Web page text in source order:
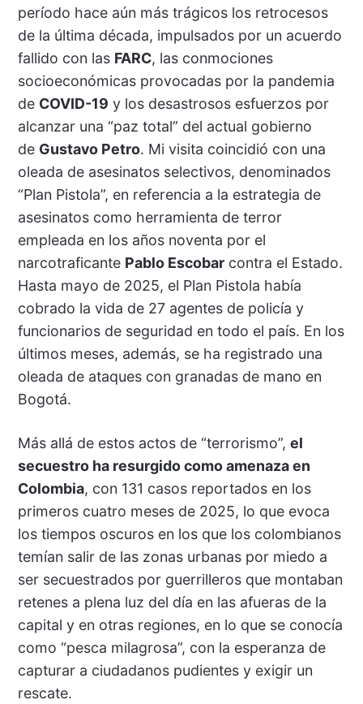
período hace aún más trágicos los retrocesos
de la última década, impulsados por un acuerdo
fallido con las FARC, las conmociones
socioeconómicas provocadas por la pandemia
de COVID-19 y los desastrosos esfuerzos por
alcanzar una “paz total” del actual gobierno
de Gustavo Petro. Mi visita coincidió con una
oleada de asesinatos selectivos, denominados
“Plan Pistola”, en referencia a la estrategia de
asesinatos como herramienta de terror
empleada en los años noventa por el
narcotraficante Pablo Escobarcontra el Estado.
Hasta mayo de 2025, el Plan Pistola había
cobrado la vida de 27 agentes de policía y
funcionarios de seguridad en todo el país. En los
últimos meses, además, se ha registrado una
oleada de ataques con granadas de mano en
Bogotá.
Más allá de estos actos de “terrorismo”, el
secuestro ha resurgido como amenaza en
Colombia, con 131 casos reportados en los
primeros cuatro meses de 2025, lo que evoca
los tiempos oscuros en los que los colombianos
temían salir de las zonas urbanas por miedo a
ser secuestrados por guerrilleros que montaban
retenes a plena luz del día en las afueras de la
capital y en otras regiones, en lo que se conocía
como “pesca milagrosa”, con la esperanza de
capturar a ciudadanos pudientes y exigir un
rescate.